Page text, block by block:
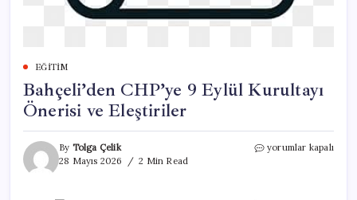
EĞITIM
Bahçeli’den CHP’ye 9 Eylül Kurultayı
Önerisi ve Eleştiriler
By Tolga Çelik
28 Mayıs 2026
2 Min Read
Bahçeli’den
yorumlar kapalı